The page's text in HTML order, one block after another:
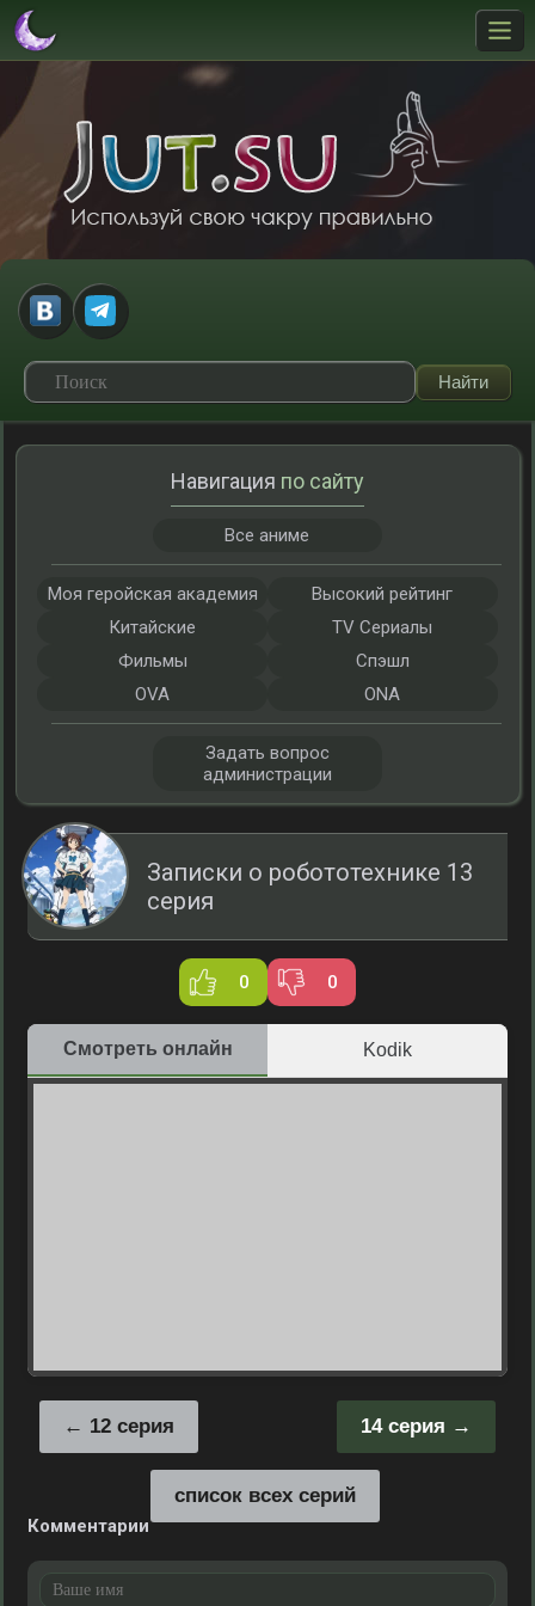
Записки о робототехнике 13
серия
0 0
Смотреть онлайн Kodik
14 серия
12 серия
список всех серий
Комментарии
Навигация по сайту
Все аниме
Моя геройская академия
Высокий рейтинг
Китайские
TV Сериалы
Фильмы
Спэшл
OVA
ONA
Задать вопрос
администрации